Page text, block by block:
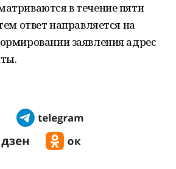
в течение пяти
ответ направляется на
заявления адрес